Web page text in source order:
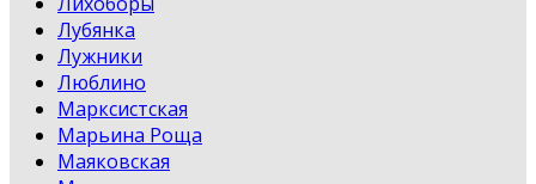
Лубянка
Лужники
Люблино
Марксистская
Марьина Роща
Маяковская